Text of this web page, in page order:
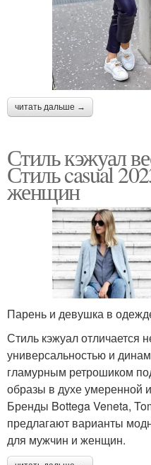
читать дальше →
Стиль кэжуал
Стиль casual
женщин
Парень и девушка в
Стиль кэжуал отличается
универсальностью и
гламурным ретрошиком
образы в духе умеренной
Бренды Bottega Veneta,
предлагают варианты
для мужчин и женщин.